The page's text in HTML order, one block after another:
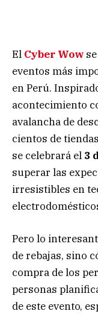
El Cyber Wow
eventos más
en Perú.
acontecimiento
avalancha de
cientos de
se celebrará el 3
superar las
irresistibles en
Pero lo
de rebajas, sino
compra de los
personas
de este evento,